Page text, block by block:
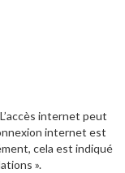
internet peut
internet est
cela est indiqué
».